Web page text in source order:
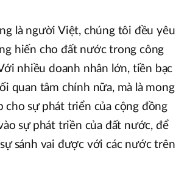
là người Việt, chúng tôi đều yêu
hiến cho đất nước trong công
nhiều doanh nhân lớn, tiền bạc
quan tâm chính nữa, mà là mong
cho sự phát triển của cộng đồng
sự phát triền của đất nước, để
sánh vai được với các nước trên